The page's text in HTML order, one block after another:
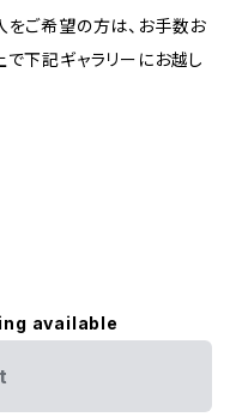
ご希望の方は、お手数お
下記ギャラリーにお越し
available